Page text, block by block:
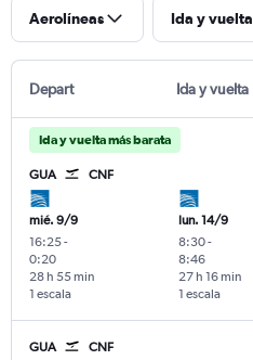
Aerolíneas Ida y vuelta
Depart Ida y vuelta
Ida y vuelta más barata
GUA CNF
mié. 9/9
16:25-
0:20
1 escala
28 h 55 min
lun. 14/9
8:30-
8:46
1 escala
27 h 16 min
GUA CNF